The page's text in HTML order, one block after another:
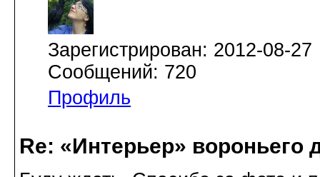
Зарегистрирован: 2012-08-27
Сообщений: 720
Профиль
Re: «Интерьер» вороньего